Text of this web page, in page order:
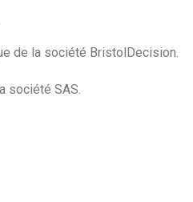
de la société BristolDecision.
société SAS.